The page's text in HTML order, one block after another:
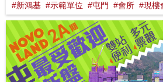
#新鴻基 #示範單位 #屯門 #會所 #現樓